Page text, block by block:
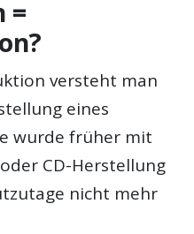
=
versteht man
eines
wurde früher mit
CD-Herstellung
nicht mehr